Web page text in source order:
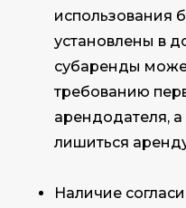
использования
установлены в
субаренды
требованию
арендодателя,
лишиться
Наличие